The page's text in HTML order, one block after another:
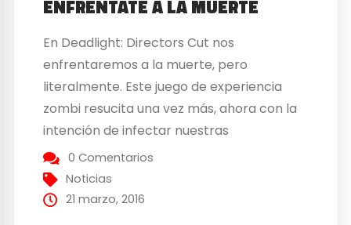
ENFRÉNTATE A LA MUERTE
En Deadlight: Directors Cut nos
enfrentaremos a la muerte, pero
literalmente. Este juego de experiencia
zombi resucita una vez más, ahora con la
intención de infectar nuestras
consolas PlayStation4, Xbox One y nuestro
querido PC. ¿Cuando lo esperamos? El
próximo 21 de Junio intentaremos
0 Comentarios
Noticias
21 marzo, 2016